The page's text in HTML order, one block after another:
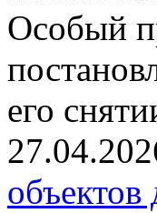
Особый
его
объектов